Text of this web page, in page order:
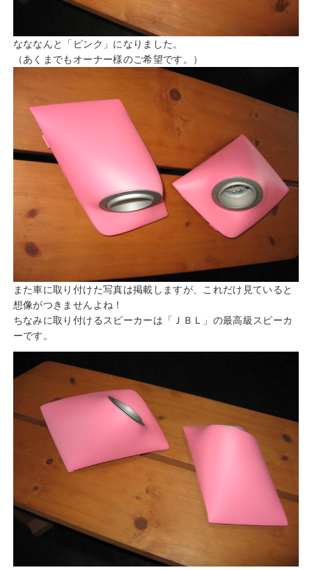
なななんと「ピンク」になりました。
（あくまでもオーナー様のご希望です。）
また車に取り付けた写真は掲載しますが、これだけ見ていると
想像がつきませんよね！
ちなみに取り付けるスピーカーは「ＪＢＬ」の最高級スピーカ
ーです。